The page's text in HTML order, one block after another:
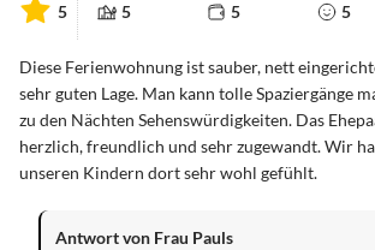
5 5 5 5
Diese Ferienwohnung ist sauber, nett
sehr guten Lage. Man kann tolle Spaziergänge
zu den Nächten Sehenswürdigkeiten. Das
herzlich, freundlich und sehr zugewandt. Wir
unseren Kindern dort sehr wohl gefühlt.
Antwort von Frau Pauls